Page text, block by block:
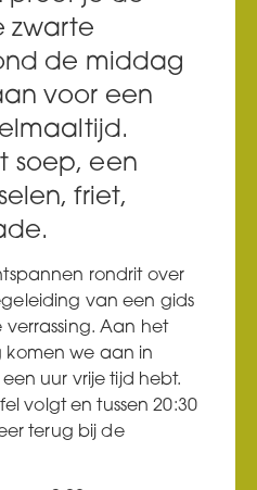
zwarte
de middag
voor een
soep, een
friet,
rondrit over
van een gids
Aan het
we aan in
uur vrije tijd hebt.
volgt en tussen 20:30
terug bij de